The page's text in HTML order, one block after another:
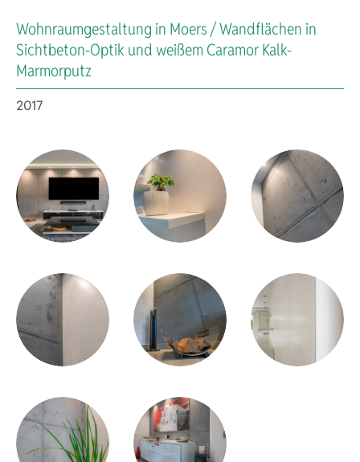
Bei Privat-
Wohnraumgestaltung in Moers / Wandflächen in
Sichtbeton-Optik und weißem Caramor Kalk-
Marmorputz
2017